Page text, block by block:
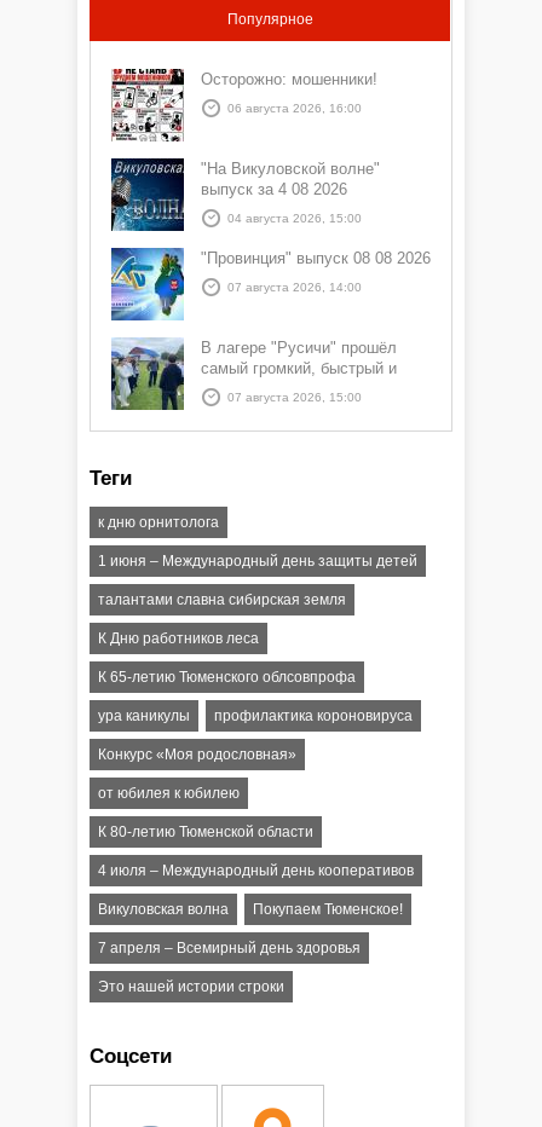
Популярное
Осторожно: мошенники!
06 августа 2026, 16:00
"На Викуловской волне"
выпуск за 4 08 2026
04 августа 2026, 15:00
"Провинция" выпуск 08 08 2026
07 августа 2026, 14:00
В лагере "Русичи" прошёл
самый громкий, быстрый и
азартный час дня — Спортчас
07 августа 2026, 15:00
Теги
к дню орнитолога
1 июня – Международный день защиты детей
талантами славна сибирская земля
К Дню работников леса
К 65-летию Тюменского облсовпрофа
ура каникулы профилактика короновируса
Конкурс «Моя родословная»
от юбилея к юбилею
К 80-летию Тюменской области
4 июля – Международный день кооперативов
Викуловская волна Покупаем Тюменское!
7 апреля – Всемирный день здоровья
Это нашей истории строки
Соцсети